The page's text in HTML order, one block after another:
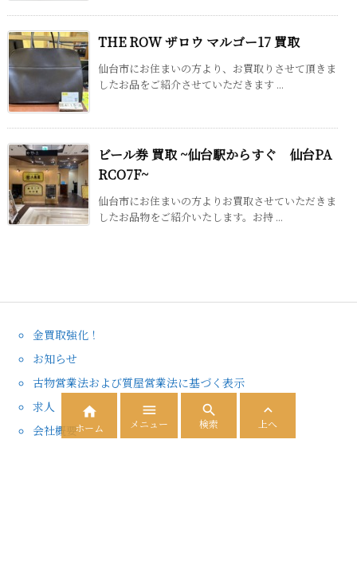
THE ROW ザロウ マルゴー17 買取
仙台市にお住まいの方より、お買取りさせて頂きま
したお品をご紹介させていただきます ...
ビール券 買取 ~仙台駅からすぐ 仙台PA
RCO7F~
仙台市にお住まいの方よりお買取させていただきま
したお品物をご紹介いたします。お持 ...
金買取強化！
お知らせ
古物営業法および質屋営業法に基づく表示
求人
会社概要

ホーム

メニュー

検索

上へ